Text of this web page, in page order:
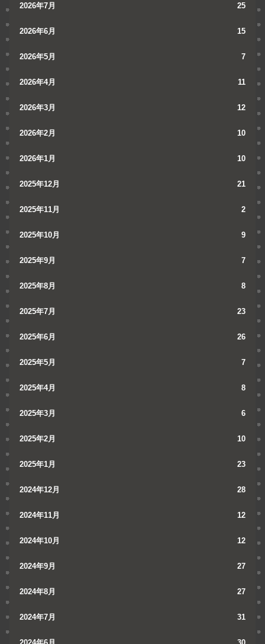
2026年7月 25
2026年6月 15
2026年5月 7
2026年4月 11
2026年3月 12
2026年2月 10
2026年1月 10
2025年12月 21
2025年11月 2
2025年10月 9
2025年9月 7
2025年8月 8
2025年7月 23
2025年6月 26
2025年5月 7
2025年4月 8
2025年3月 6
2025年2月 10
2025年1月 23
2024年12月 28
2024年11月 12
2024年10月 12
2024年9月 27
2024年8月 27
2024年7月 31